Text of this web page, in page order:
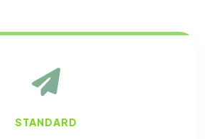
STANDARD